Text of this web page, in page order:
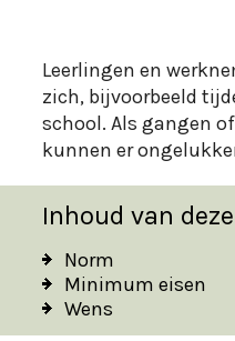
Leerlingen en
zich, bijvoorbeeld
school. Als gangen
Inhoud van
Norm
Minimum eisen
Wens